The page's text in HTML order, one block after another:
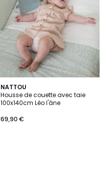
NATTOU
Housse de couette avec taie
100x140cm Léo l'âne
69,90 €